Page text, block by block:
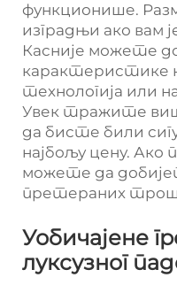
функционише.
изградњи ако вам
Касније можете
карактеристике
технологија или
Увек тражите
да бисте били
најбољу цену.
можете да
претераних
Уобичајене
луксузног